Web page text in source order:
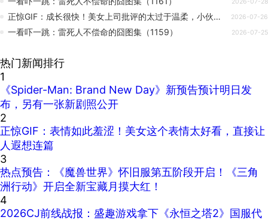
正惊GIF：成长很快！美女上司批评的太过于温柔，小伙竟有些脸红 2026-07-26
一看吓一跳：雷死人不偿命的囧图集（1159） 2026-07-25
热门新闻排行
1
《Spider-Man: Brand New Day》新预告预计明日发
布，另有一张新剧照公开
2
正惊GIF：表情如此羞涩！美女这个表情太好看，直接让
人遐想连篇
3
热点预告：《魔兽世界》怀旧服第五阶段开启！《三角
洲行动》开启全新宝藏月摸大红！
4
2026CJ前线战报：盛趣游戏拿下《永恒之塔2》国服代